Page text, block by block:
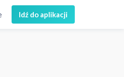
Idź do aplikacji